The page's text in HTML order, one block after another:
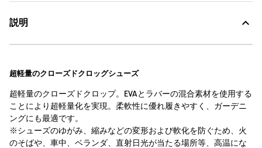
説明
超軽量のクローズドクロッグシューズ
超軽量のクローズドクロップ。EVAとラバーの混合素材を使用する
ことにより超軽量化を実現。柔軟性に優れ履きやすく、ガーデニ
ングにも最適です。
※シューズのゆがみ、縮みなどの変形および軟化を防ぐため、火
のそばや、車中、ベランダ、直射日光が当たる場所等、高温にな